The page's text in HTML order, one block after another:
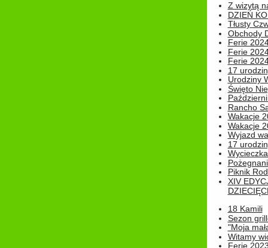
Z wizytą
DZIEŃ
Tłusty
Obchody
Ferie
Ferie
Ferie
17
Urodziny
Święto
Rancho
Wakacje
Wakacje
Wyjazd
17
Piknik
XIV
18 Kamili
Sezon
"Moja
Witamy
Ferie